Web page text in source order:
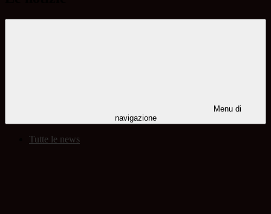
Menu di
navigazione
Tutte le news